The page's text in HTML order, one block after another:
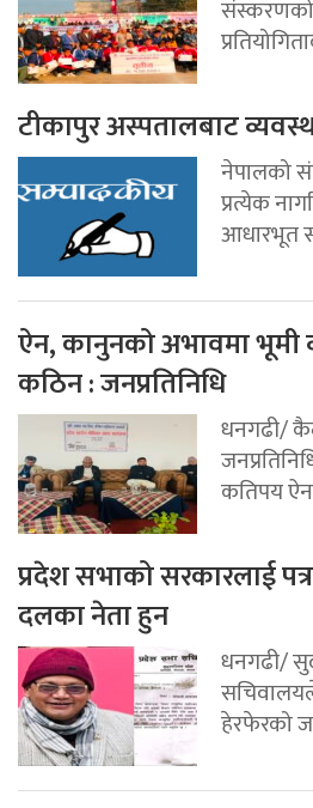
संस्करणको
टीकापुर अस्पतालबाट
नेपालको
प्रत्येक
आधारभूत
ऐन, कानुनको अभावमा भूमी
कठिन : जनप्रतिनिधि
धनगढी/
कतिपय
प्रदेश सभाको सरकारलाई
दलका नेता हुन
धनगढी/
हेरफेरको